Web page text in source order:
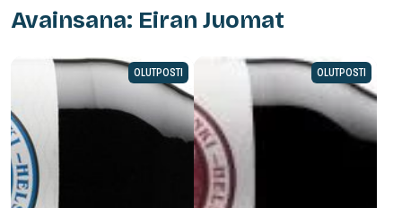
Avainsana: Eiran Juomat
OLUTPOSTI OLUTPOSTI